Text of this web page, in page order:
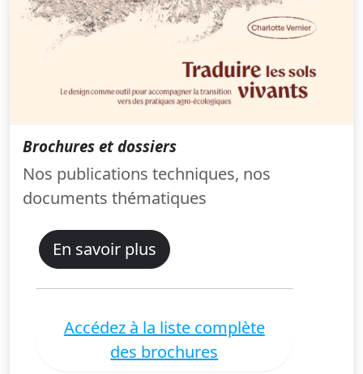
Brochures et dossiers
Nos publications techniques, nos
documents thématiques
En savoir plus
Accédez à la liste complète
des brochures